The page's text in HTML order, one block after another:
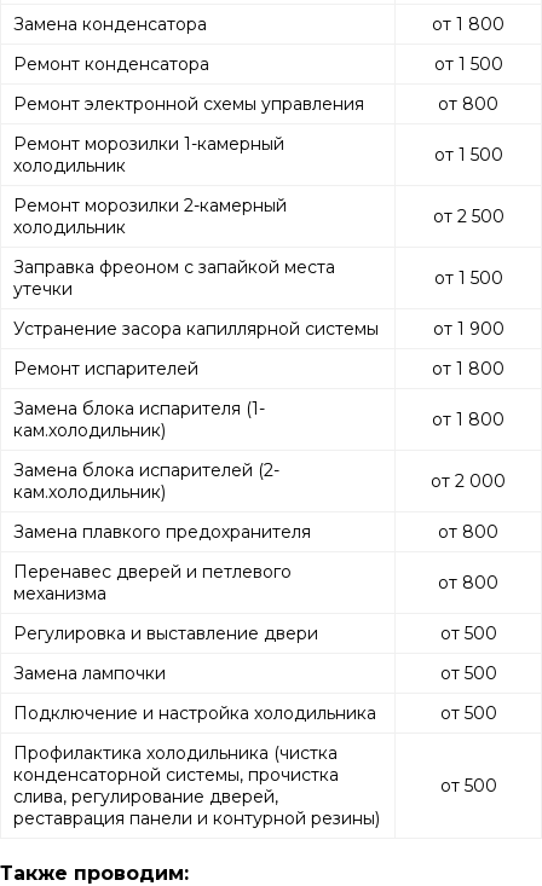
Замена конденсатора
от 1 800
Ремонт конденсатора
от 1 500
Ремонт электронной схемы управления
от 800
Ремонт морозилки 1-камерный
холодильник
от 1 500
Ремонт морозилки 2-камерный
холодильник
от 2 500
Заправка фреоном с запайкой места
утечки
от 1 500
Устранение засора капиллярной системы
от 1 900
Ремонт испарителей
от 1 800
Замена блока испарителя (1-
кам.холодильник)
от 1 800
Замена блока испарителей (2-
кам.холодильник)
от 2 000
Замена плавкого предохранителя
от 800
Перенавес дверей и петлевого
механизма
от 800
Регулировка и выставление двери
от 500
Замена лампочки
от 500
Подключение и настройка холодильника
от 500
Профилактика холодильника (чистка
конденсаторной системы, прочистка
слива, регулирование дверей,
реставрация панели и контурной резины)
от 500
Также проводим: